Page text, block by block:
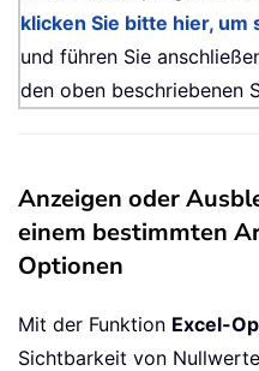
klicken Sie bitte hier,
und führen Sie
den oben beschriebenen
Anzeigen oder
einem bestimmten
Optionen
Mit der Funktion Excel-
Sichtbarkeit von